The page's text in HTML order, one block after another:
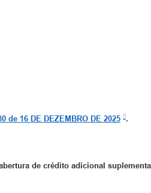
de 16 DE DEZEMBRO DE 2025 .
de crédito adicional